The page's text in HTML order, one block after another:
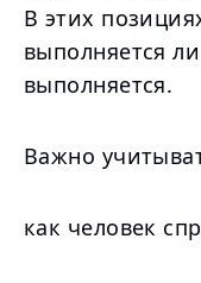
В этих
выполняется
выполняется.
Важно
как человек